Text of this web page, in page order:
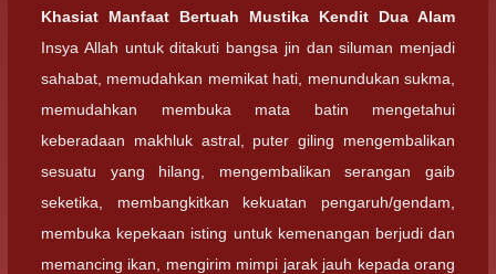
Khasiat Manfaat Bertuah Mustika Kendit Dua Alam
Insya Allah untuk ditakuti bangsa jin dan siluman menjadi
sahabat, memudahkan memikat hati, menundukan sukma,
memudahkan membuka mata batin mengetahui
keberadaan makhluk astral, puter giling mengembalikan
sesuatu yang hilang, mengembalikan serangan gaib
seketika, membangkitkan kekuatan pengaruh/gendam,
membuka kepekaan isting untuk kemenangan berjudi dan
memancing ikan, mengirim mimpi jarak jauh kepada orang